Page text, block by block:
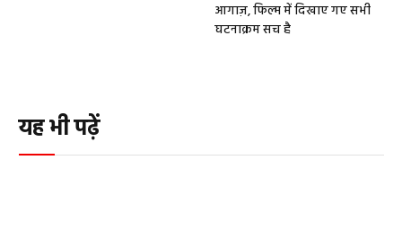
आगाज़, फिल्म में दिखाए गए सभी
घटनाक्रम सच है
यह भी पढ़ें